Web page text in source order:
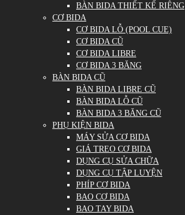
BÀN BIDA THIẾT KẾ RIÊNG
CƠ BIDA
CƠ BIDA LỖ (POOL CUE)
CƠ BIDA CŨ
CƠ BIDA LIBRE
CƠ BIDA 3 BĂNG
BÀN BIDA CŨ
BÀN BIDA LIBRE CŨ
BÀN BIDA LỖ CŨ
BÀN BIDA 3 BĂNG CŨ
PHỤ KIỆN BIDA
MÁY SỬA CƠ BIDA
GIÁ TREO CƠ BIDA
DỤNG CỤ SỬA CHỮA
DỤNG CỤ TẬP LUYỆN
PHÍP CƠ BIDA
BAO CƠ BIDA
BAO TAY BIDA